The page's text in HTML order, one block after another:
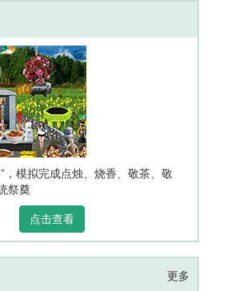
，模拟完成点烛、烧香、敬茶、敬
祭奠
点击查看
更多